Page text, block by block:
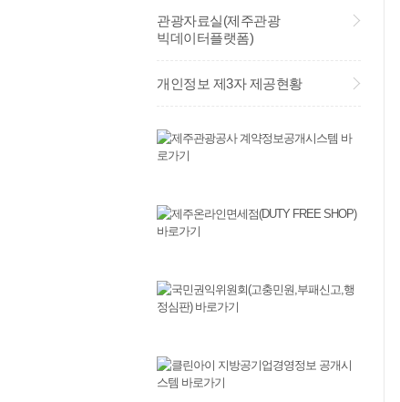
관광자료실(제주관광
빅데이터플랫폼)
개인정보 제3자 제공현황